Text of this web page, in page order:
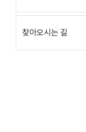
찾아오시는 길